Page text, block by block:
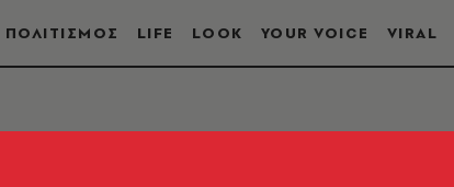
ΠΟΛΙΤΙΣΜΟΣ LIFE LOOK YOUR VOICE VIRAL